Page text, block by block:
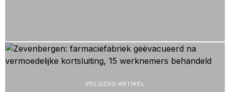
VOLGEND ARTIKEL